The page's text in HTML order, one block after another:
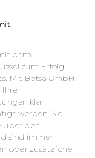
dem
zum Erfolg
Mit Betsa GmbH
Ihre
klar
werden. Sie
über den
sind immer
oder zusätzliche